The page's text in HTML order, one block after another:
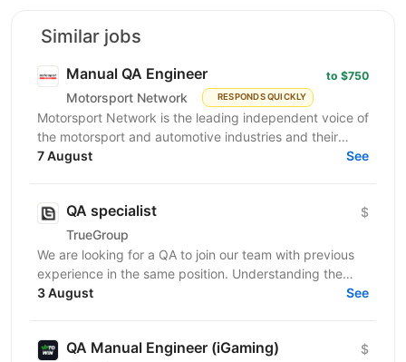
Similar jobs
Manual QA Engineer
Motorsport Network RESPONDS QUICKLY
to $750
Motorsport Network is the leading independent voice of
the motorsport and automotive industries and their
fans, is actively seeking a skilled and proactive...
7 August See
QA specialist
TrueGroup
$
We are looking for a QA to join our team with previous
experience in the same position. Understanding the
iGaming field will be a huge plus. Now we need...
3 August See
QA Manual Engineer (iGaming) $